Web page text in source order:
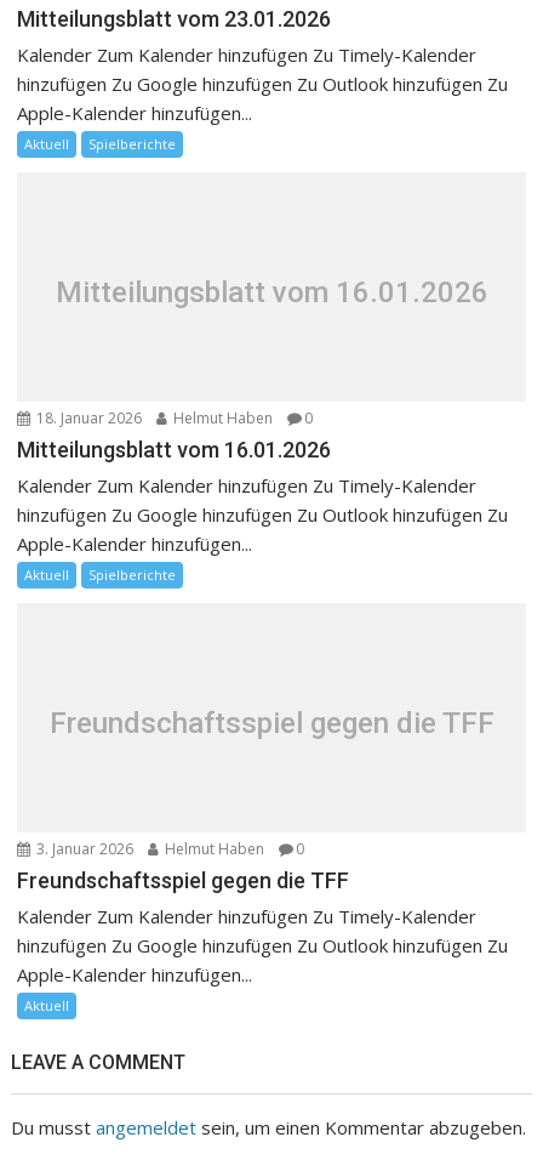
Mitteilungsblatt vom 23.01.2026
Kalender Zum Kalender hinzufügen Zu Timely-Kalender
hinzufügen Zu Google hinzufügen Zu Outlook hinzufügen Zu
Apple-Kalender hinzufügen...
Aktuell Spielberichte
Mitteilungsblatt vom 16.01.2026
18. Januar 2026 Helmut Haben 0
Mitteilungsblatt vom 16.01.2026
Kalender Zum Kalender hinzufügen Zu Timely-Kalender
hinzufügen Zu Google hinzufügen Zu Outlook hinzufügen Zu
Apple-Kalender hinzufügen...
Aktuell Spielberichte
Freundschaftsspiel gegen die TFF
3. Januar 2026 Helmut Haben 0
Freundschaftsspiel gegen die TFF
Kalender Zum Kalender hinzufügen Zu Timely-Kalender
hinzufügen Zu Google hinzufügen Zu Outlook hinzufügen Zu
Apple-Kalender hinzufügen...
Aktuell
LEAVE A COMMENT
Du musstangemeldet sein, um einen Kommentar abzugeben.